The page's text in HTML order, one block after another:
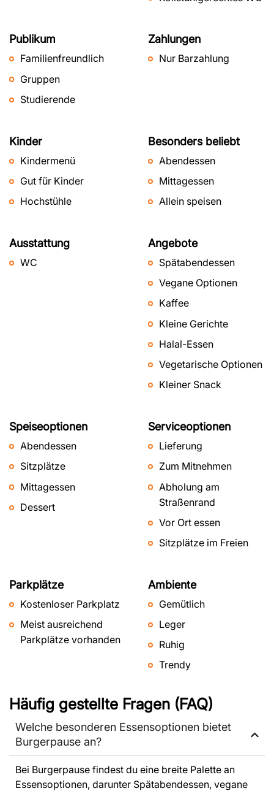
Publikum
Familienfreundlich
Gruppen
Studierende
Zahlungen
Nur Barzahlung
Kinder
Kindermenü
Gut für Kinder
Hochstühle
Besonders beliebt
Abendessen
Mittagessen
Allein speisen
Ausstattung
WC
Angebote
Spätabendessen
Vegane Optionen
Kaffee
Kleine Gerichte
Halal-Essen
Vegetarische Optionen
Kleiner Snack
Speiseoptionen
Abendessen
Sitzplätze
Mittagessen
Dessert
Serviceoptionen
Lieferung
Zum Mitnehmen
Abholung am
Straßenrand
Vor Ort essen
Sitzplätze im Freien
Parkplätze
Kostenloser Parkplatz
Meist ausreichend
Parkplätze vorhanden
Ambiente
Gemütlich
Leger
Ruhig
Trendy
Häufig gestellte Fragen (FAQ)
Welche besonderen Essensoptionen bietet
Burgerpause an?
Bei Burgerpause findest du eine breite Palette an
Essensoptionen, darunter Spätabendessen, vegane